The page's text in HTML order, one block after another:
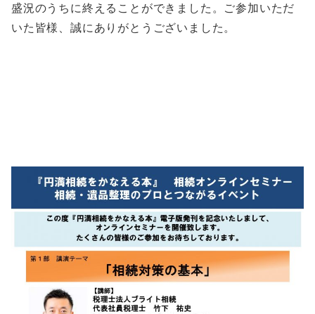
盛況のうちに終えることができました。ご参加いただ
いた皆様、誠にありがとうございました。